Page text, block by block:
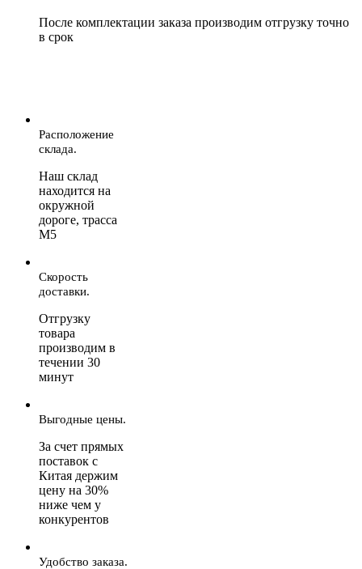
После комплектации заказа производим отгрузку точно
в срок
Расположение
склада.
Наш склад
находится на
окружной
дороге, трасса
М5
Скорость
доставки.
Отгрузку
товара
производим в
течении 30
минут
Выгодные цены.
За счет прямых
поставок с
Китая держим
цену на 30%
ниже чем у
конкурентов
Удобство заказа.